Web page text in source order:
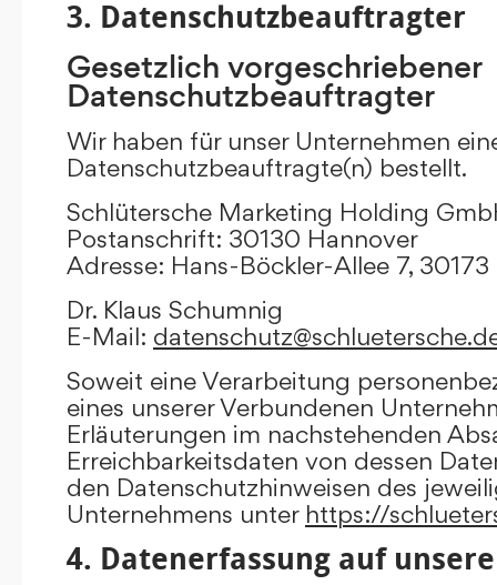
3. Datenschutzbeauftragter
Gesetzlich vorgeschriebener
Datenschutzbeauftragter
Wir haben für unser Unternehmen
Datenschutzbeauftragte(n) bestellt.
Schlütersche Marketing Holding
Postanschrift: 30130 Hannover
Adresse: Hans-Böckler-Allee 7,
Dr. Klaus Schumnig
E-Mail:
Soweit eine Verarbeitung
eines unserer Verbundenen
Erläuterungen im nachstehenden
Erreichbarkeitsdaten von dessen
den Datenschutzhinweisen des
Unternehmens unter https://
4. Datenerfassung auf